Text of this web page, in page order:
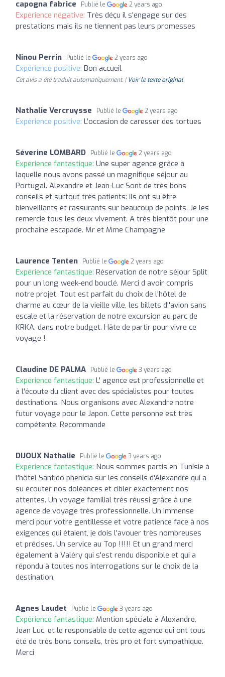
capogna fabrice Publié le 2 years ago
Expérience négative: Très déçu il s'engage sur des
prestations mais ils ne tiennent pas leurs promesses
Ninou Perrin Publié le 2 years ago
Expérience positive: Bon accueil
Cet avis a été traduit automatiquement. | Voir le texte original
Nathalie Vercruysse Publié le 2 years ago
Expérience positive: L’occasion de caresser des tortues
Séverine LOMBARD Publié le 2 years ago
Expérience fantastique: Une super agence grâce à
laquelle nous avons passé un magnifique séjour au
Portugal. Alexandre et Jean-Luc Sont de très bons
conseils et surtout très patients: ils ont su être
bienveillants et rassurants sur beaucoup de points. Je les
remercie tous les deux vivement. A très bientôt pour une
prochaine escapade. Mr et Mme Champagne
Laurence Tenten Publié le 2 years ago
Expérience fantastique: Réservation de notre séjour Split
pour un long week-end bouclé. Merci d avoir compris
notre projet. Tout est parfait du choix de l'hôtel de
charme au cœur de la vieille ville, les billets d''avion sans
escale et la réservation de notre excursion au parc de
KRKA, dans notre budget. Hâte de partir pour vivre ce
voyage !
Claudine DE PALMA Publié le 3 years ago
Expérience fantastique: L' agence est professionnelle et
à l'écoute du client avec des spécialistes pour toutes
destinations. Nous organisons avec Alexandre notre
futur voyage pour le Japon. Cette personne est très
compétente. Recommande
DIJOUX Nathalie Publié le 3 years ago
Expérience fantastique: Nous sommes partis en Tunisie à
l'hôtel Santido phenicia sur les conseils d'Alexandre qui a
su écouter nos doléances et cibler exactement nos
attentes. Un voyage familial très réussi grâce à une
agence de voyage très professionnelle. Un immense
merci pour votre gentillesse et votre patience face à nos
exigences qui étaient, je dois l'avouer très nombreuses
et précises. Un service au Top !!!!! Et un grand merci
également à Valéry qui s'est rendu disponible et qui a
répondu à toutes nos interrogations sur le choix de la
destination.
Agnes Laudet Publié le 3 years ago
Expérience fantastique: Mention spéciale à Alexandre,
Jean Luc, et le responsable de cette agence qui ont tous
été de très bons conseils, très pro et fort sympathique.
Merci